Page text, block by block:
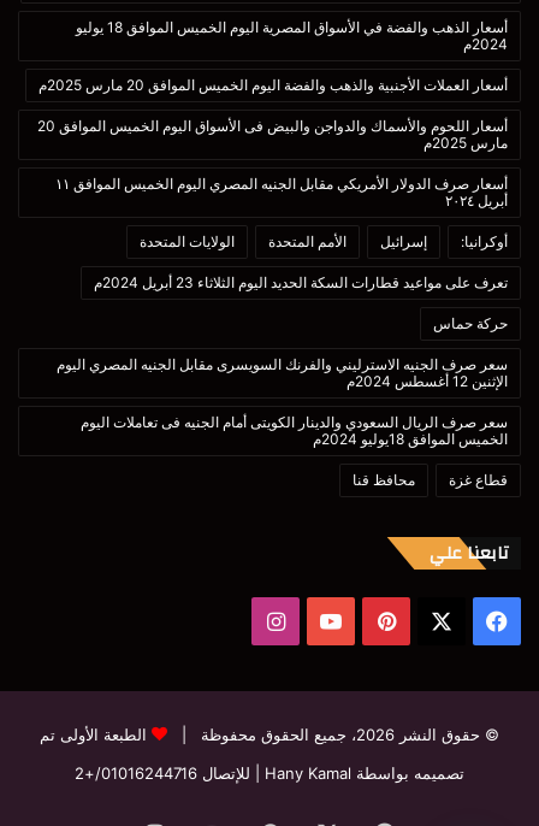
أسعار الذهب والفضة في الأسواق المصرية اليوم الخميس الموافق 18 يوليو
2024م
أسعار العملات الأجنبية والذهب والفضة اليوم الخميس الموافق 20 مارس 2025م
أسعار اللحوم والأسماك والدواجن والبيض فى الأسواق اليوم الخميس الموافق 20
مارس 2025م
أسعار صرف الدولار الأمريكي مقابل الجنيه المصري اليوم الخميس الموافق ١١
أبريل ٢٠٢٤
أوكرانيا: إسرائيل الأمم المتحدة الولايات المتحدة
تعرف على مواعيد قطارات السكة الحديد اليوم الثلاثاء 23 أبريل 2024م
حركة حماس
سعر صرف الجنيه الاسترليني والفرنك السويسرى مقابل الجنيه المصري اليوم
الإثنين 12 أغسطس 2024م
سعر صرف الريال السعودي والدينار الكويتى أمام الجنيه فى تعاملات اليوم
الخميس الموافق 18يوليو 2024م
قطاع غزة محافظ قنا
تابعنا علي
فيسبوك بينتيريست‫YouTube
© حقوق النشر 2026، جميع الحقوق محفوظة |
الطبعة الأولى تم
تصميمه بواسطة Hany Kamal
| للإتصال 01016244716/+2